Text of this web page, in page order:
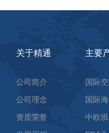
关于精通
公司简介
公司理念
资质荣誉
主要
国际
国际
中欧班